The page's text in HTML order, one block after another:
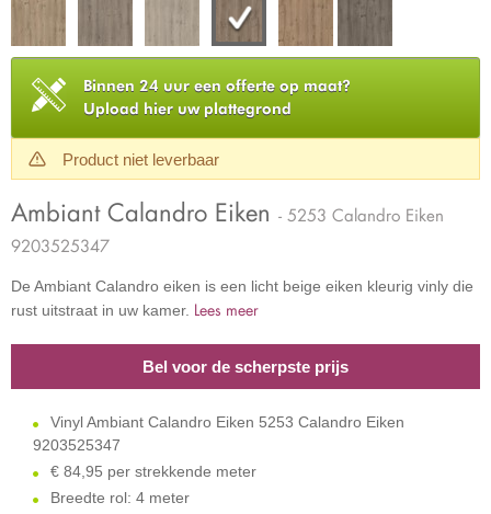
Binnen 24 uur een offerte op maat?
Upload hier uw plattegrond
Product niet leverbaar
Ambiant Calandro Eiken - 5253 Calandro Eiken
9203525347
De Ambiant Calandro eiken is een licht beige eiken kleurig vinly die
rust uitstraat in uw kamer. Lees meer
Bel voor de scherpste prijs
Vinyl Ambiant Calandro Eiken 5253 Calandro Eiken
9203525347
€ 84,95 per strekkende meter
Breedte rol: 4 meter